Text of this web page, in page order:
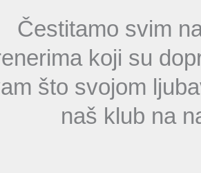
Čestitamo svim
koji su
što svojom
naš klub na